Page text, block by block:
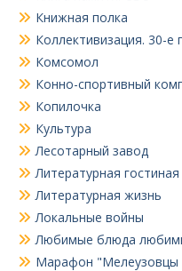
Книжная полка
Коллективизация. 30-е
Комсомол
Конно-спортивный
Копилочка
Культура
Лесотарный завод
Литературная гостиная
Литературная жизнь
Локальные войны
Любимые блюда
Марафон "Мелеузовцы